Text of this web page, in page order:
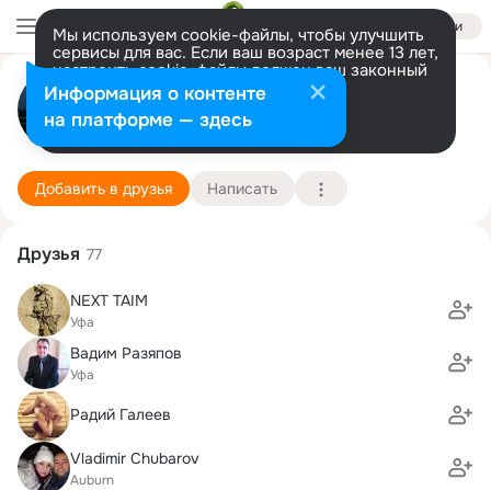
Войти
Мы используем cookie-файлы, чтобы улучшить
сервисы для вас. Если ваш возраст менее 13 лет,
настроить cookie-файлы должен ваш законный
представитель. Больше информации
Разрешить все Настроить
Сергей Амельхин
Seattle 20 мая (53 года)
Подробнее
Добавить в друзья Написать
Друзья 77
NEXT TAIM
Уфа
Вадим Разяпов
Уфа
Радий Галеев
Vladimir Chubarov
Auburn
Информация о контенте
на платформе — здесь